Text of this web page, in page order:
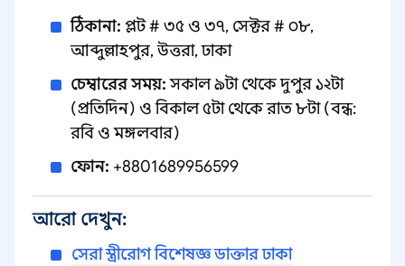
ঠিকানা: প্লট # ৩৫ ও ৩৭, সেক্টর # ০৮,
আব্দুল্লাহপুর, উত্তরা, ঢাকা
চেম্বারের সময়:সকাল ৯টা থেকে দুপুর ১২টা
(প্রতিদিন) ও বিকাল ৫টা থেকে রাত ৮টা (বন্ধ:
রবি ও মঙ্গলবার)
ফোন: +8801689956599
আরো দেখুন:
সেরা স্ত্রীরোগ বিশেষজ্ঞ ডাক্তার ঢাকা